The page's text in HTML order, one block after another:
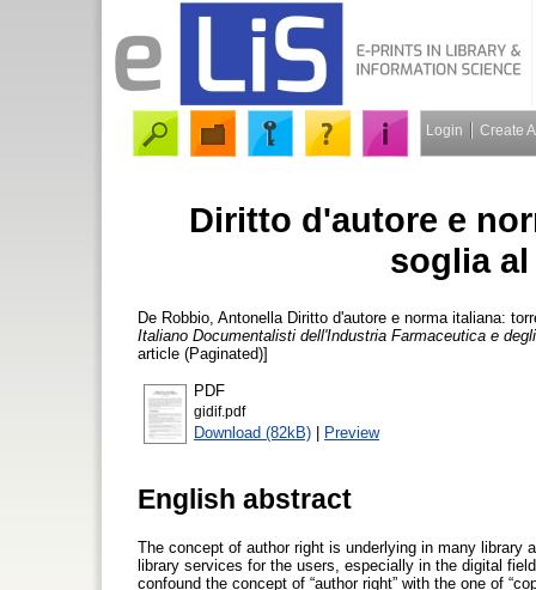
Login Create
Diritto d'autore e
soglia
De Robbio, Antonella Diritto d'autore e norma italiana:
Italiano Documentalisti dell'Industria Farmaceutica e
article (Paginated)]
PDF
gidif.pdf
Download (82kB) | Preview
English abstract
The concept of author right is underlying in many
library services for the users, especially in the digital
confound the concept of “author right” with the one of